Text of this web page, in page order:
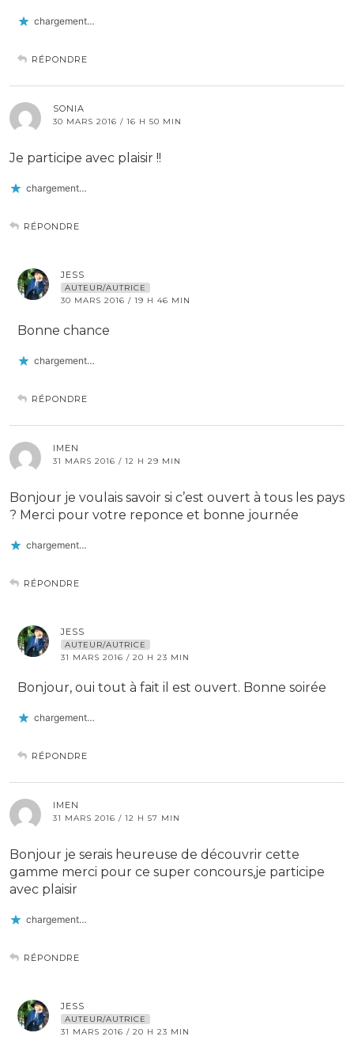
chargement…
RÉPONDRE
SONIA
30 MARS 2016 / 16 H 50 MIN
Je participe avec plaisir !!
chargement…
RÉPONDRE
JESS
AUTEUR/AUTRICE
30 MARS 2016 / 19 H 46 MIN
Bonne chance
chargement…
RÉPONDRE
IMEN
31 MARS 2016 / 12 H 29 MIN
Bonjour je voulais savoir si c’est ouvert à tous les pays
? Merci pour votre reponce et bonne journée
chargement…
RÉPONDRE
JESS
AUTEUR/AUTRICE
31 MARS 2016 / 20 H 23 MIN
Bonjour, oui tout à fait il est ouvert. Bonne soirée
chargement…
RÉPONDRE
IMEN
31 MARS 2016 / 12 H 57 MIN
Bonjour je serais heureuse de découvrir cette
gamme merci pour ce super concours,je participe
avec plaisir
chargement…
RÉPONDRE
JESS
AUTEUR/AUTRICE
31 MARS 2016 / 20 H 23 MIN